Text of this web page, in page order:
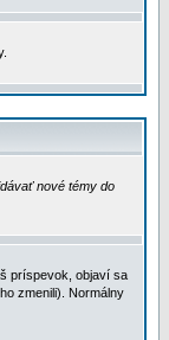
nové témy do
príspevok, objaví sa
zmenili). Normálny